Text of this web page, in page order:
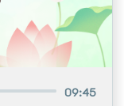
09:45